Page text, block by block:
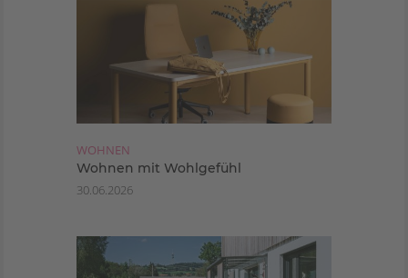
WOHNEN
Wohnen mit Wohlgefühl
30.06.2026